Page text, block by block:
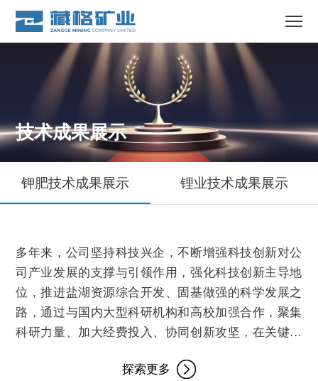
技术成果展示
钾肥技术成果展示 锂业技术成果展示
多年来，公司坚持科技兴企，不断增强科技创新对公
司产业发展的支撑与引领作用，强化科技创新主导地
位，推进盐湖资源综合开发、固基做强的科学发展之
路，通过与国内大型科研机构和高校加强合作，聚集
科研力量、加大经费投入、协同创新攻坚，在关键核
生产高品质氯化钾技术开发》、《200万t/a KCl副产的
探索更多